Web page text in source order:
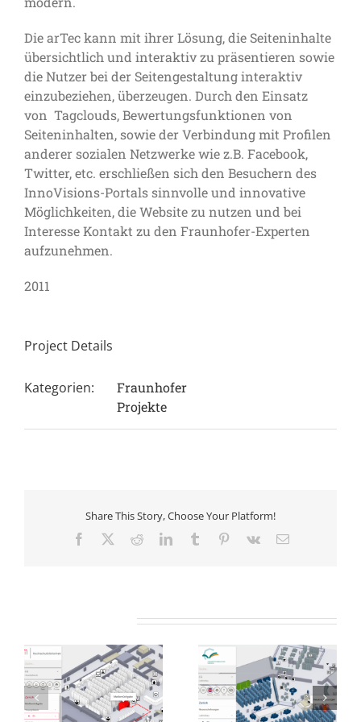
Die arTec kann mit ihrer Lösung, die Seiteninhalte
übersichtlich und interaktiv zu präsentieren sowie
die Nutzer bei der Seitengestaltung interaktiv
einzubeziehen, überzeugen. Durch den Einsatz
von Tagclouds, Bewertungsfunktionen von
Seiteninhalten, sowie der Verbindung mit Profilen
anderer sozialen Netzwerke wie z.B. Facebook,
Twitter, etc. erschließen sich den Besuchern des
InnoVisions-Portals sinnvolle und innovative
Möglichkeiten, die Website zu nutzen und bei
Interesse Kontakt zu den Fraunhofer-Experten
aufzunehmen.
2011
Project Details
Kategorien:
Fraunhofer
Projekte
Share This Story, Choose Your Platform!
Facebook RedditLinkedInTumblr Pinterest
Vk
E-
Universitätsbibliothek